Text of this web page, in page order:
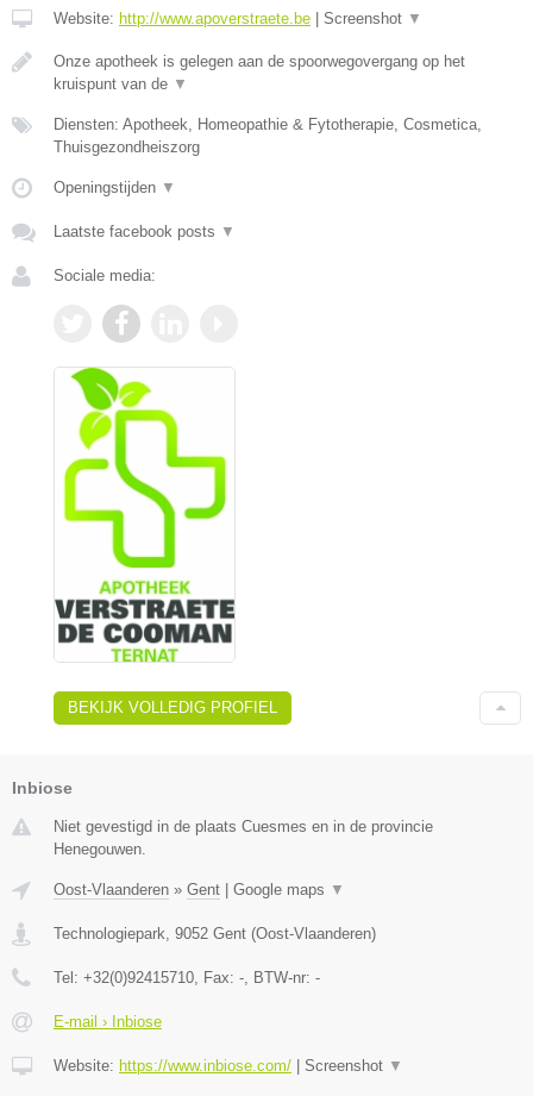
Website: http://www.apoverstraete.be Screenshot ▼
Onze apotheek is gelegen aan de spoorwegovergang op het
kruispunt van de ▼
Diensten: Apotheek, Homeopathie & Fytotherapie, Cosmetica,
Thuisgezondheiszorg
Openingstijden ▼
Laatste facebook posts ▼
Sociale media:
BEKIJK VOLLEDIG PROFIEL
Inbiose
Niet gevestigd in de plaats Cuesmes en in de provincie
Henegouwen.
Oost-Vlaanderen » Gent Google maps ▼
Technologiepark 9052 Gent (Oost-Vlaanderen)
Tel: +32(0)92415710 , Fax: - , BTW-nr: -
E-mail › Inbiose
Website: https://www.inbiose.com/ Screenshot ▼